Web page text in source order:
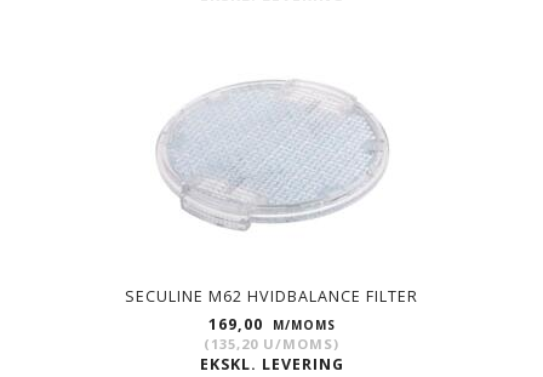
SECULINE M62 HVIDBALANCE FILTER
169,00
M/MOMS
( 135,20 U/MOMS)
EKSKL. LEVERING